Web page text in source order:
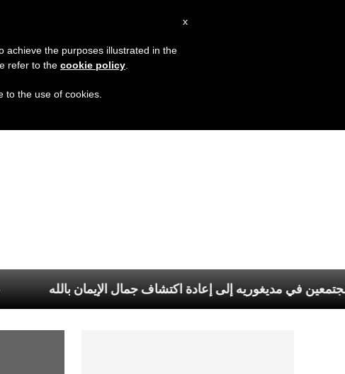
يشجّع الشبيبة المجتمعين في مديغوريه إلى إعادة اكتشاف جمال الإيمان
x
achieve the purposes illustrated in the
refer to the cookie policy
to the use of cookies.